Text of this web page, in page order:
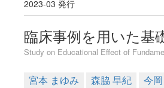
2023-03 発行
臨床事例を用いた基
Study on Educational Effect of
宮本 まゆみ 森脇 早紀 今